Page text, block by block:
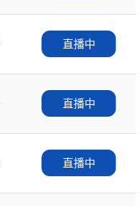
直播中
直播中
直播中